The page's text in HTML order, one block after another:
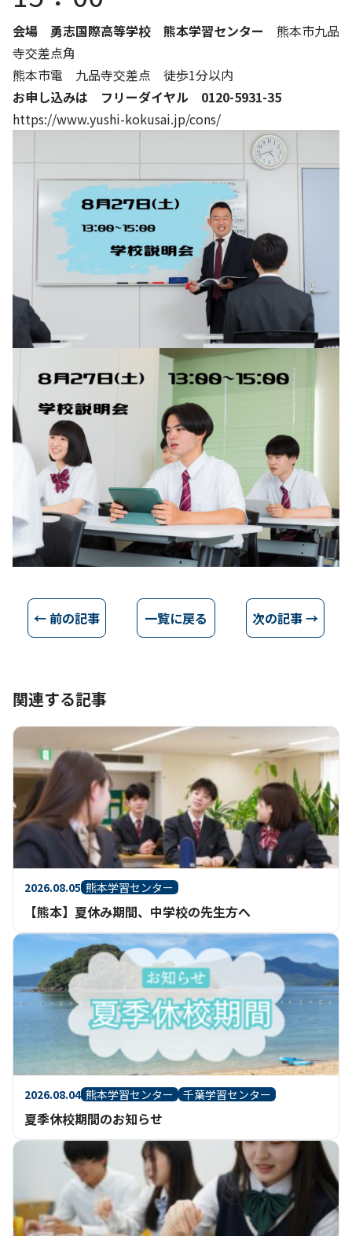
会場 勇志国際高等学校 熊本学習センター 熊本市九品
寺交差点角
熊本市電 九品寺交差点 徒歩1分以内
お申し込みは フリーダイヤル 0120-5931-35
https://www.yushi-kokusai.jp/cons/
← 前の記事 一覧に戻る 次の記事 →
関連する記事
2026.08.05 熊本学習センター
【熊本】夏休み期間、中学校の先生方へ
2026.08.04 熊本学習センター 千葉学習センター
夏季休校期間のお知らせ